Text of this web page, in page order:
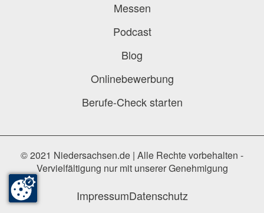
Messen
Podcast
Blog
Onlinebewerbung
Berufe-Check starten
© 2021 Niedersachsen.de | Alle Rechte vorbehalten -
Vervielfältigung nur mit unserer Genehmigung
ImpressumDatenschutz